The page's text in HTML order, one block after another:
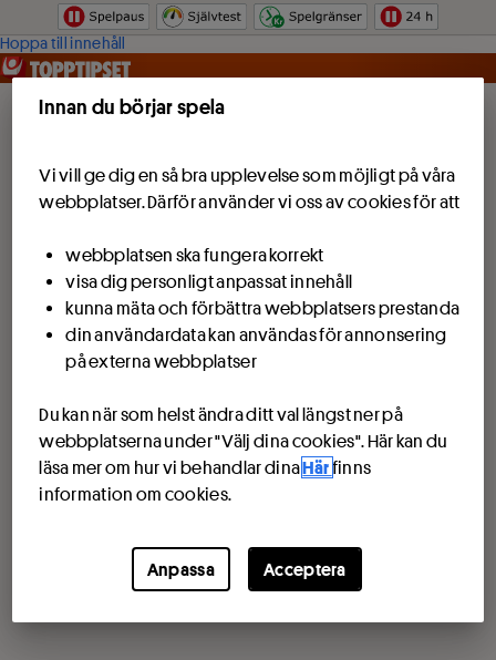
Hoppa till innehåll
Innan du börjar spela
Vi vill ge dig en så bra upplevelse som möjligt på våra
webbplatser. Därför använder vi oss av cookies för att
webbplatsen ska fungera korrekt
visa dig personligt anpassat innehåll
kunna mäta och förbättra webbplatsers prestanda
din användardata kan användas för annonsering
på externa webbplatser
Du kan när som helst ändra ditt val längst ner på
webbplatserna under "Välj dina cookies". Här kan du
läsa mer om hur vi behandlar dinaHär finns
information om cookies.
Anpassa Acceptera